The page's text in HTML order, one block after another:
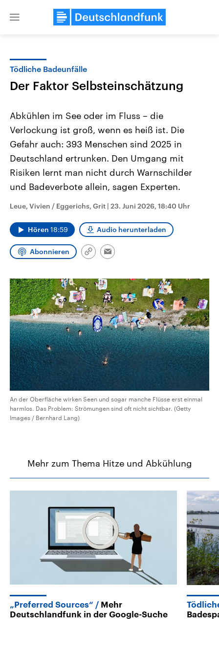
Close
Landtagswahl Sachsen-Anhalt
Alle Informationen
September 2026 einen neuen
Landtag. Seit 2021 wird das
CDU, SPD und FDP regiert.-
Umfragen, Prognosen,
und Hintergründe zu den Parteien
und Kandidaten der anstehenden
USA
Hintergründe
Wirtschaftlich und
gehören die Vereinigten
den mächtigsten Ländern
aktuelle Weltgeschehen.
Sendungen Programm
Tödliche Badeunfälle
Der Faktor Selbsteinschätzung
Abkühlen im See oder im Fluss – die
Verlockung ist groß, wenn es heiß ist. Die
Gefahr auch: 393 Menschen sind 2025 in
Deutschland ertrunken. Den Umgang mit
Risiken lernt man nicht durch Warnschilder
und Badeverbote allein, sagen Experten.
Leue, Vivien / Eggerichs, Grit | 23. Juni 2026, 18:40 Uhr
Hören 18:59 Audio herunterladen
Abonnieren
Link
Email
An der Oberfläche wirken Seen und sogar manche Flüsse erst einmal
harmlos. Das Problem: Strömungen sind oft nicht sichtbar. (Getty
Images / Bernhard Lang)
Mehr zum Thema Hitze und Abkühlung
„Preferred Sources“
Mehr
Deutschlandfunk in der Google-Suche